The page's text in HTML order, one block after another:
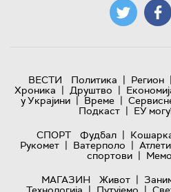
ВЕСТИ Политика | Регион |
Хроника | Друштво |
у Украјини | Време |
Подкаст | ЕУ
СПОРТ
Фудбал |
Рукомет | Ватерполо |
спортови |
МАГАЗИН
Живот |